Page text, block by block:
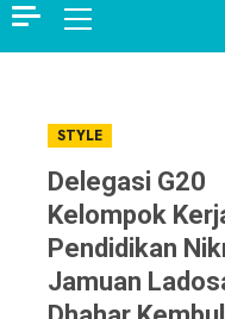
Primary
Menu
STYLE
Delegasi G20
Kelompok
Pendidikan
Jamuan